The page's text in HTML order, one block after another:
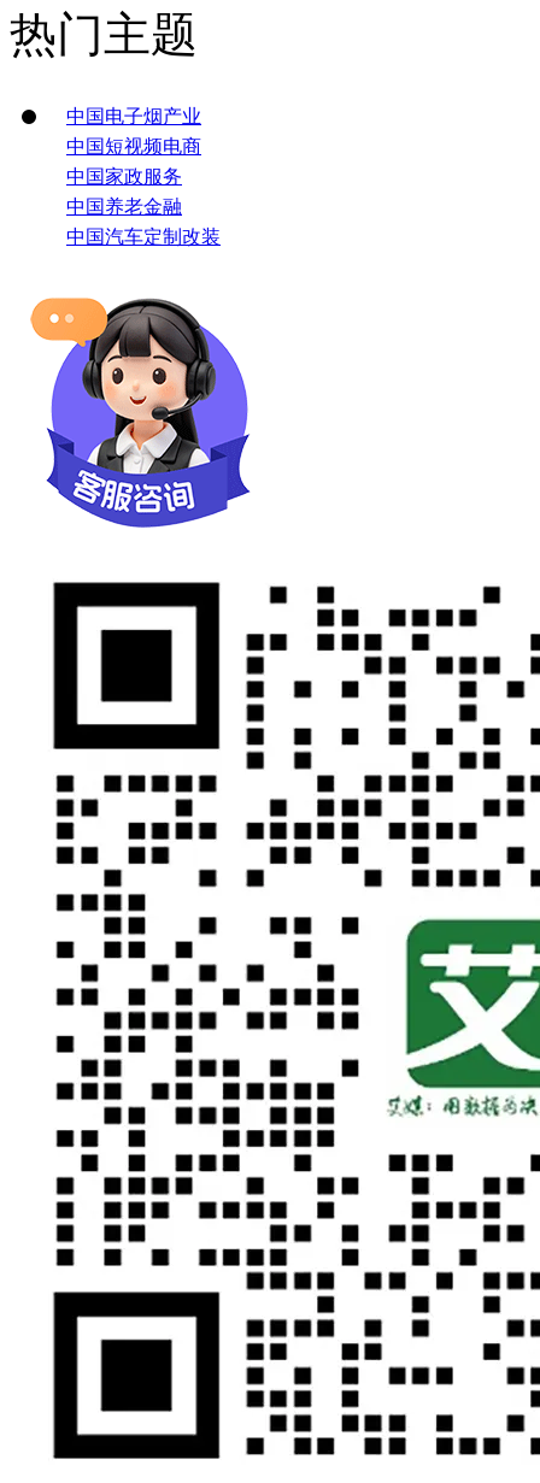
热门主题
中国电子烟产业
中国短视频电商
中国家政服务
中国养老金融
中国汽车定制改装